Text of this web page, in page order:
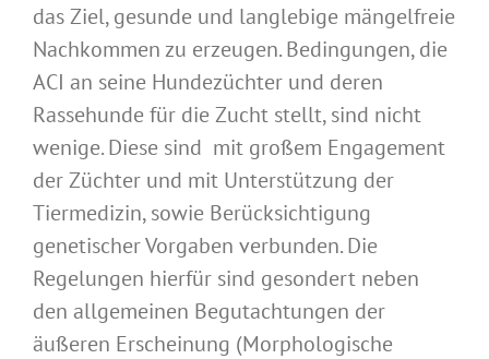
das Ziel, gesunde und langlebige mängelfreie
Nachkommen zu erzeugen. Bedingungen, die
ACI an seine Hundezüchter und deren
Rassehunde für die Zucht stellt, sind nicht
wenige. Diese sind mit großem Engagement
der Züchter und mit Unterstützung der
Tiermedizin, sowie Berücksichtigung
genetischer Vorgaben verbunden. Die
Regelungen hierfür sind gesondert neben
den allgemeinen Begutachtungen der
äußeren Erscheinung (Morphologische